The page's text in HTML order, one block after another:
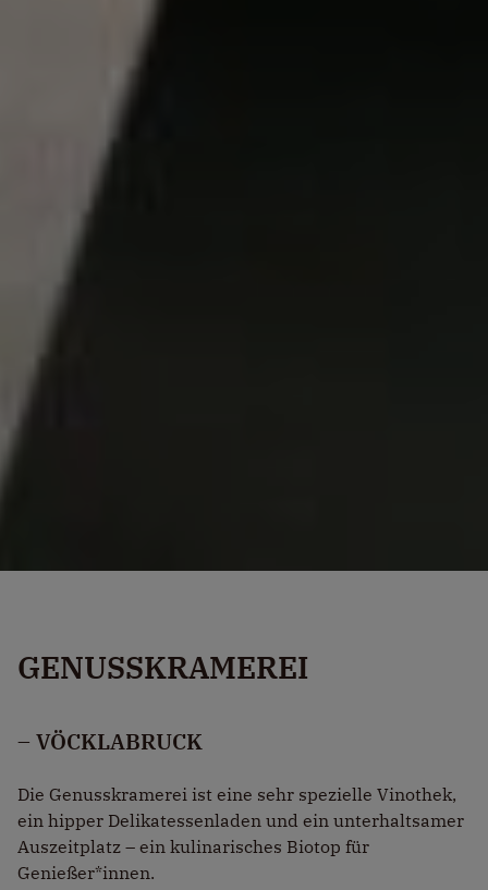
GENUSSKRAMEREI
– VÖCKLABRUCK
Die Genusskramerei ist eine sehr spezielle Vinothek,
ein hipper Delikatessenladen und ein unterhaltsamer
Auszeitplatz – ein kulinarisches Biotop für
Genießer*innen.